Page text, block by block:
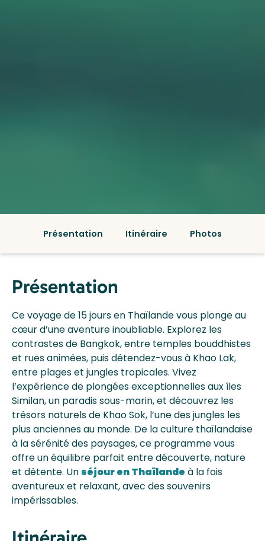
Présentation Itinéraire Photos
Présentation
Ce voyage de 15 jours en Thaïlande vous plonge au
cœur d’une aventure inoubliable. Explorez les
contrastes de Bangkok, entre temples bouddhistes
et rues animées, puis détendez-vous à Khao Lak,
entre plages et jungles tropicales. Vivez
l’expérience de plongées exceptionnelles aux îles
Similan, un paradis sous-marin, et découvrez les
trésors naturels de Khao Sok, l’une des jungles les
plus anciennes au monde. De la culture thaïlandaise
à la sérénité des paysages, ce programme vous
offre un équilibre parfait entre découverte, nature
et détente. Unséjour en Thaïlande à la fois
aventureux et relaxant, avec des souvenirs
impérissables.